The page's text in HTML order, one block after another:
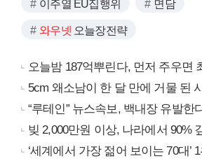
이주열 EU집행위 면담
와우넷 오늘장전략
오늘밤 187억뿌린다, 먼저 주우면
5cm 왜소남이 한 달 만에 거물 된
“루테인” 뉴스속보, 백내장 유발한
빚 2,000만원 이상, 나라에서 90%
‘세계에서 가장 젊어 보이는 70대’